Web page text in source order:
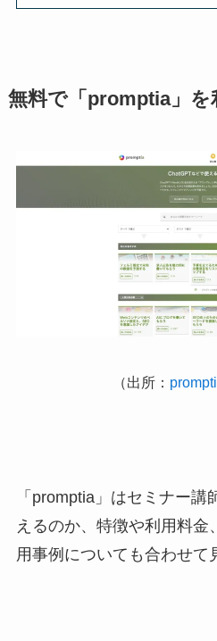
無料で「promptia」を
（出所：
「promptia」はセミナー
えるのか、特徴や利用料金
用事例についても合わせて